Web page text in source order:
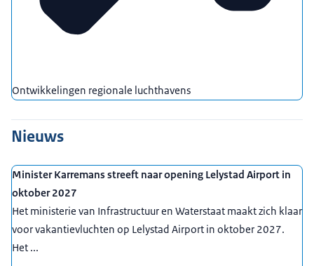
Ontwikkelingen regionale luchthavens
Nieuws
Minister Karremans streeft naar opening Lelystad Airport in
oktober 2027
Het ministerie van Infrastructuur en Waterstaat maakt zich klaar
voor vakantievluchten op Lelystad Airport in oktober 2027.
Het ...